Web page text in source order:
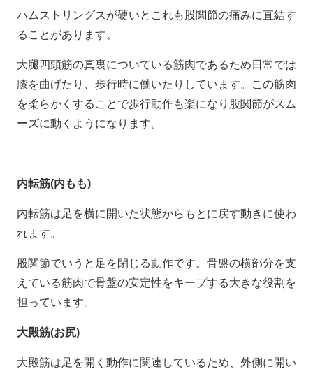
ハムストリングスが硬いとこれも股関節の痛みに直結す
ることがあります。
大腿四頭筋の真裏についている筋肉であるため日常では
膝を曲げたり、歩行時に働いたりしています。この筋肉
を柔らかくすることで歩行動作も楽になり股関節がスム
ーズに動くようになります。
内転筋(内もも)
内転筋は足を横に開いた状態からもとに戻す動きに使わ
れます。
股関節でいうと足を閉じる動作です。骨盤の横部分を支
えている筋肉で骨盤の安定性をキープする大きな役割を
担っています。
大殿筋(お尻)
大殿筋は足を開く動作に関連しているため、外側に開い